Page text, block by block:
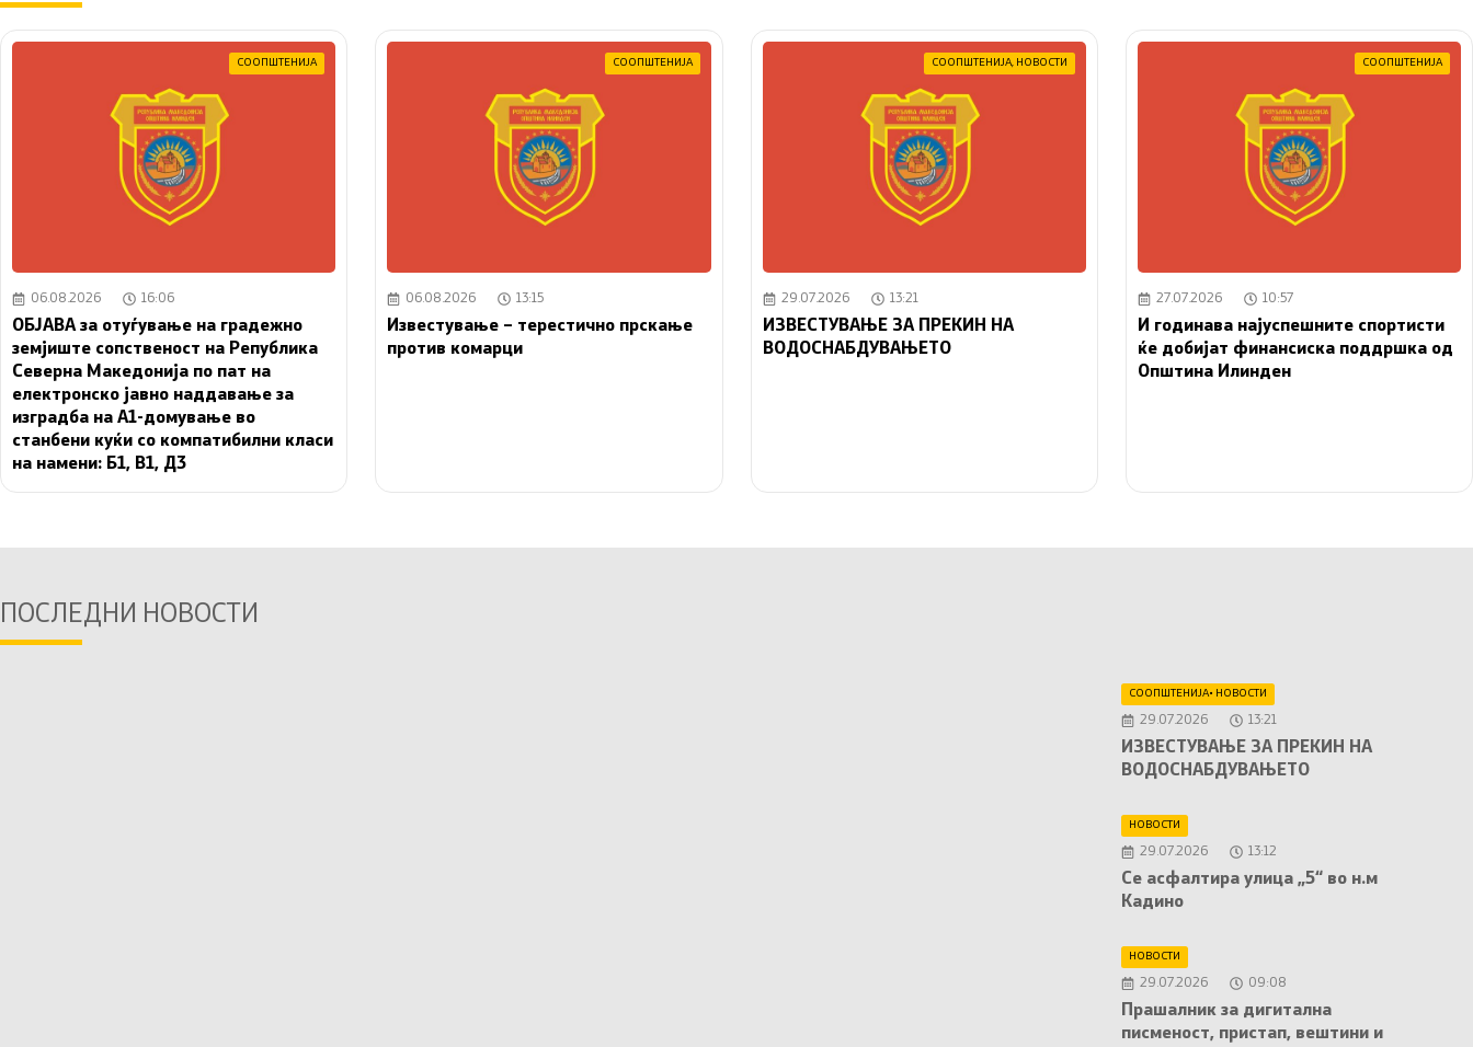
СООПШТЕНИЈА
06.08.2026 16:06
ОБЈАВА за отуѓување на градежно
земјиште сопственост на Република
Северна Македонија по пат на
електронско јавно наддавање за
изградба на A1-домување во
станбени куќи со компатибилни класи
на намени: Б1, В1, Д3
СООПШТЕНИЈА
06.08.2026 13:15
Известување – терестично прскање
против комарци
СООПШТЕНИЈА, НОВОСТИ
29.07.2026 13:21
ИЗВЕСТУВАЊЕ ЗА ПРЕКИН НА
ВОДОСНАБДУВАЊЕТО
СООПШТЕНИЈА
27.07.2026 10:57
И годинава најуспешните спортисти
ќе добијат финансиска поддршка од
Општина Илинден
ПОСЛЕДНИ НОВОСТИ
СООПШТЕНИЈА• НОВОСТИ
29.07.2026 13:21
ИЗВЕСТУВАЊЕ ЗА ПРЕКИН НА
ВОДОСНАБДУВАЊЕТО
НОВОСТИ
29.07.2026 13:12
Се асфалтира улица „5“ во н.м
Кадино
НОВОСТИ
29.07.2026 09:08
Прашалник за дигитална
писменост, пристап, вештини и